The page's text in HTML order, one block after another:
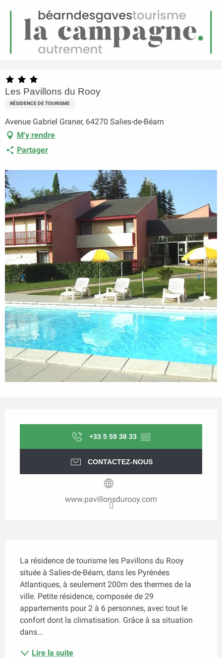
Menu
Les Pavillons du Rooy
Les Pavillons du Rooy
RÉSIDENCE DE TOURISME
Avenue Gabriel Graner, 64270 Salies-de-Béarn
M'y rendre
Partager
+33 5 59 38 33 ▒▒
CONTACTEZ-NOUS
www.pavillonsdurooy.com
La résidence de tourisme les Pavillons du Rooy
située à Salies-de-Béarn, dans les Pyrénées
Atlantiques, à seulement 200m des thermes de la
ville. Petite résidence, composée de 29
appartements pour 2 à 6 personnes, avec tout le
confort dont la climatisation. Grâce à sa situation
dans...
Lire la suite